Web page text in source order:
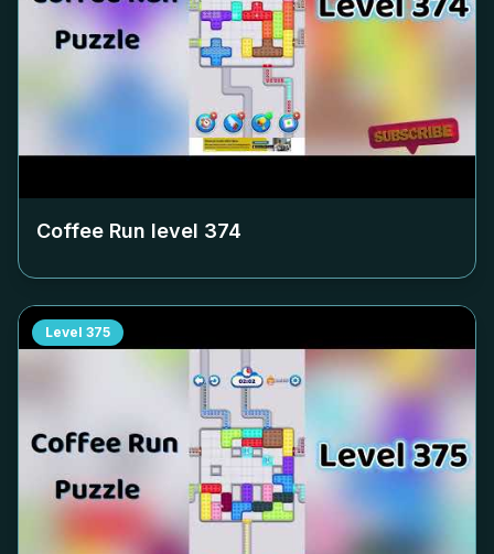
Coffee Run level 374
Level 375